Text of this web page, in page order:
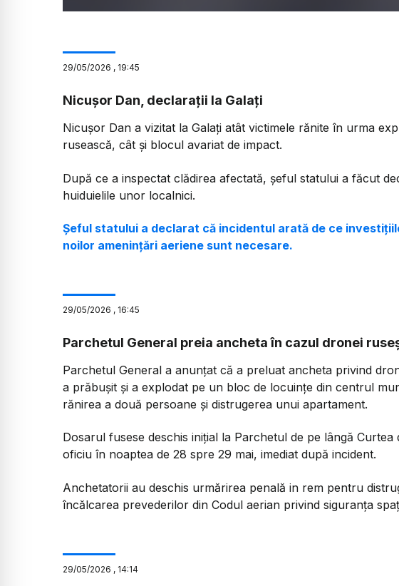
29/05/2026 , 19:45
Nicușor Dan, declarații la Galați
Nicușor Dan a vizitat la Galați atât victimele rănite în urma
rusească, cât și blocul avariat de impact.
După ce a inspectat clădirea afectată, șeful statului a făcut
huiduielile unor localnici.
Șeful statului a declarat că incidentul arată de ce
noilor amenințări aeriene sunt necesare.
29/05/2026 , 16:45
Parchetul General preia ancheta în cazul dronei
Parchetul General a anunțat că a preluat ancheta privind
a prăbușit și a explodat pe un bloc de locuințe din centrul
rănirea a două persoane și distrugerea unui apartament.
Dosarul fusese deschis inițial la Parchetul de pe lângă
oficiu în noaptea de 28 spre 29 mai, imediat după incident.
Anchetatorii au deschis urmărirea penală in rem pentru
încălcarea prevederilor din Codul aerian privind siguranța
29/05/2026 , 14:14